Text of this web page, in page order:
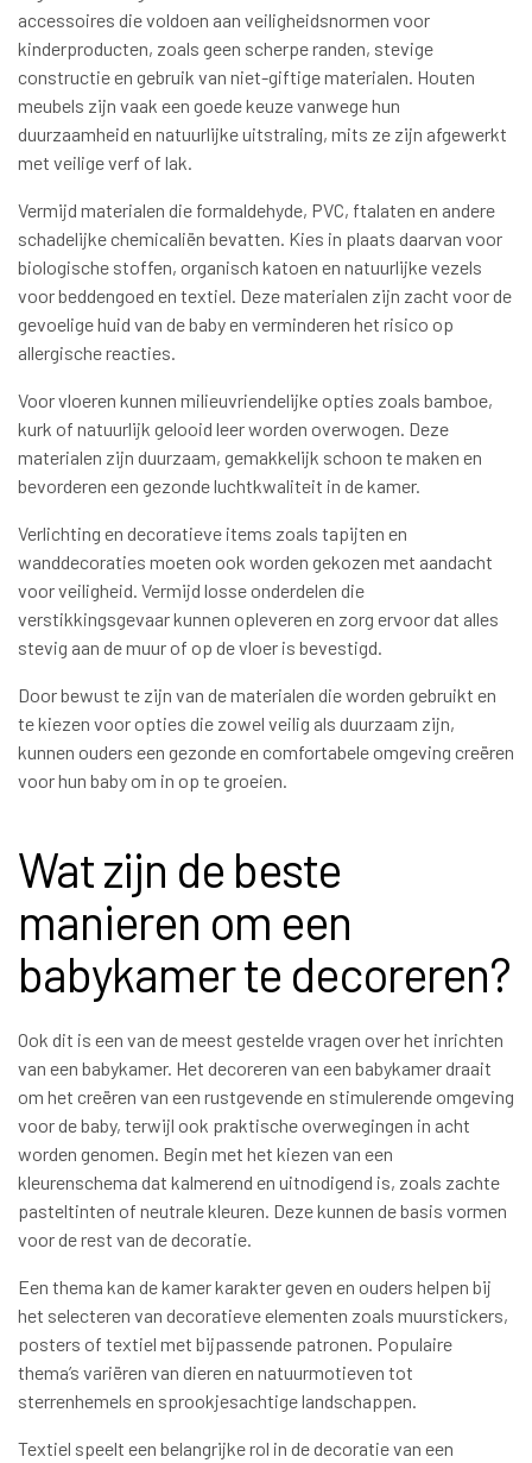
accessoires die voldoen aan veiligheidsnormen voor
kinderproducten, zoals geen scherpe randen, stevige
constructie en gebruik van niet-giftige materialen. Houten
meubels zijn vaak een goede keuze vanwege hun
duurzaamheid en natuurlijke uitstraling, mits ze zijn afgewerkt
met veilige verf of lak.
Vermijd materialen die formaldehyde, PVC, ftalaten en andere
schadelijke chemicaliën bevatten. Kies in plaats daarvan voor
biologische stoffen, organisch katoen en natuurlijke vezels
voor beddengoed en textiel. Deze materialen zijn zacht voor de
gevoelige huid van de baby en verminderen het risico op
allergische reacties.
Voor vloeren kunnen milieuvriendelijke opties zoals bamboe,
kurk of natuurlijk gelooid leer worden overwogen. Deze
materialen zijn duurzaam, gemakkelijk schoon te maken en
bevorderen een gezonde luchtkwaliteit in de kamer.
Verlichting en decoratieve items zoals tapijten en
wanddecoraties moeten ook worden gekozen met aandacht
voor veiligheid. Vermijd losse onderdelen die
verstikkingsgevaar kunnen opleveren en zorg ervoor dat alles
stevig aan de muur of op de vloer is bevestigd.
Door bewust te zijn van de materialen die worden gebruikt en
te kiezen voor opties die zowel veilig als duurzaam zijn,
kunnen ouders een gezonde en comfortabele omgeving creëren
voor hun baby om in op te groeien.
Wat zijn de beste
manieren om een
babykamer te decoreren?
Ook dit is een van de meest gestelde vragen over het inrichten
van een babykamer. Het decoreren van een babykamer draait
om het creëren van een rustgevende en stimulerende omgeving
voor de baby, terwijl ook praktische overwegingen in acht
worden genomen. Begin met het kiezen van een
kleurenschema dat kalmerend en uitnodigend is, zoals zachte
pasteltinten of neutrale kleuren. Deze kunnen de basis vormen
voor de rest van de decoratie.
Een thema kan de kamer karakter geven en ouders helpen bij
het selecteren van decoratieve elementen zoals muurstickers,
posters of textiel met bijpassende patronen. Populaire
thema’s variëren van dieren en natuurmotieven tot
sterrenhemels en sprookjesachtige landschappen.
Textiel speelt een belangrijke rol in de decoratie van een